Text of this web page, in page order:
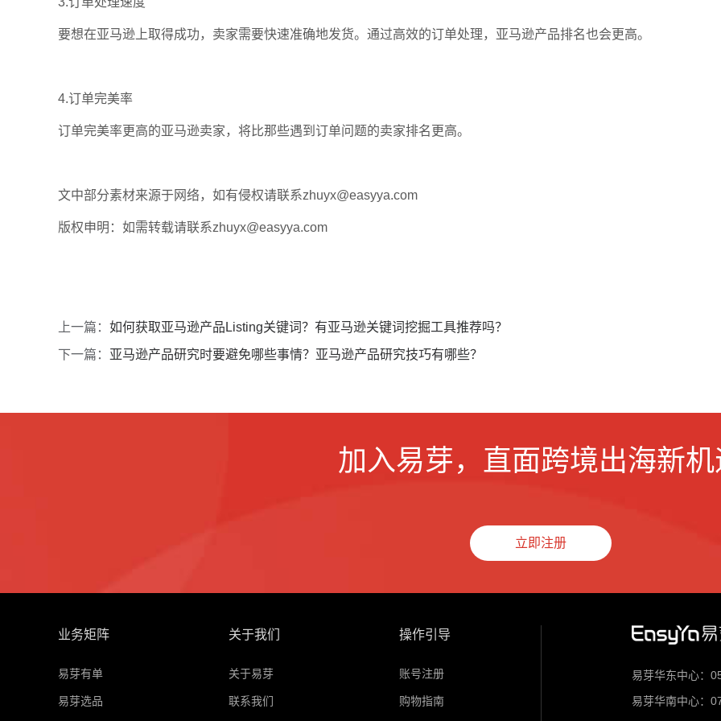
要想在亚马逊上取得成功，卖家需要快速准确地发货。通过高效的订单处理，亚马逊产品排名也会更高。
4.订单完美率
订单完美率更高的亚马逊卖家，将比那些遇到订单问题的卖家排名更高。
文中部分素材来源于网络，如有侵权请联系zhuyx@easyya.com
版权申明：如需转载请联系zhuyx@easyya.com
上一篇： 如何获取亚马逊产品Listing关键词？有亚马逊关键词挖掘工具推荐吗？
下一篇： 亚马逊产品研究时要避免哪些事情？亚马逊产品研究技巧有哪些？
加入易芽，直面跨境出海新
立即注册
业务矩阵
易芽有单
易芽选品
关于我们
关于易芽
联系我们
操作引导
账号注册
购物指南
易芽华东中心：
易芽华南中心：